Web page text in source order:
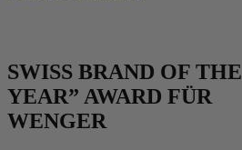
SWISS BRAND OF THE
YEAR” AWARD FÜR
WENGER